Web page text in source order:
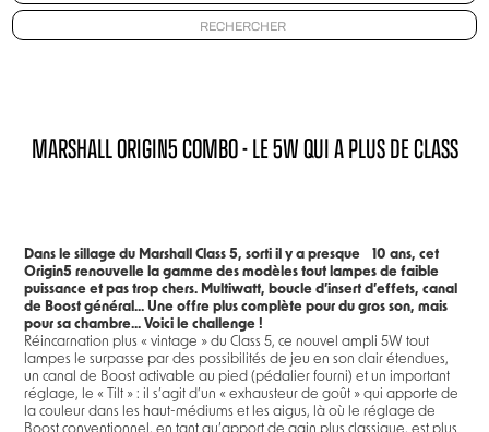
MARSHALL ORIGIN5 COMBO - LE 5W QUI A PLUS DE CLASS
Dans le sillage du Marshall Class 5, sorti il y a presque 10 ans, cet
Origin5 renouvelle la gamme des modèles tout lampes de faible
puissance et pas trop chers. Multiwatt, boucle d’insert d’effets, canal
de Boost général... Une offre plus complète pour du gros son, mais
pour sa chambre... Voici le challenge !
Réincarnation plus « vintage » du Class 5, ce nouvel ampli 5W tout
lampes le surpasse par des possibilités de jeu en son clair étendues,
un canal de Boost activable au pied (pédalier fourni) et un important
réglage, le « Tilt » : il s’agit d’un « exhausteur de goût » qui apporte de
la couleur dans les haut-médiums et les aigus, là où le réglage de
Boost conventionnel, en tant qu’apport de gain plus classique, est plus